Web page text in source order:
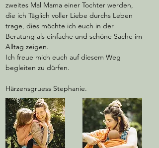
zweites Mal Mama einer Tochter werden,
die ich Täglich voller Liebe durchs Leben
trage, dies möchte ich euch in der
Beratung als einfache und schöne Sache im
Alltag zeigen.
Ich freue mich euch auf diesem Weg
begleiten zu dürfen.
Härzensgruess Stephanie.